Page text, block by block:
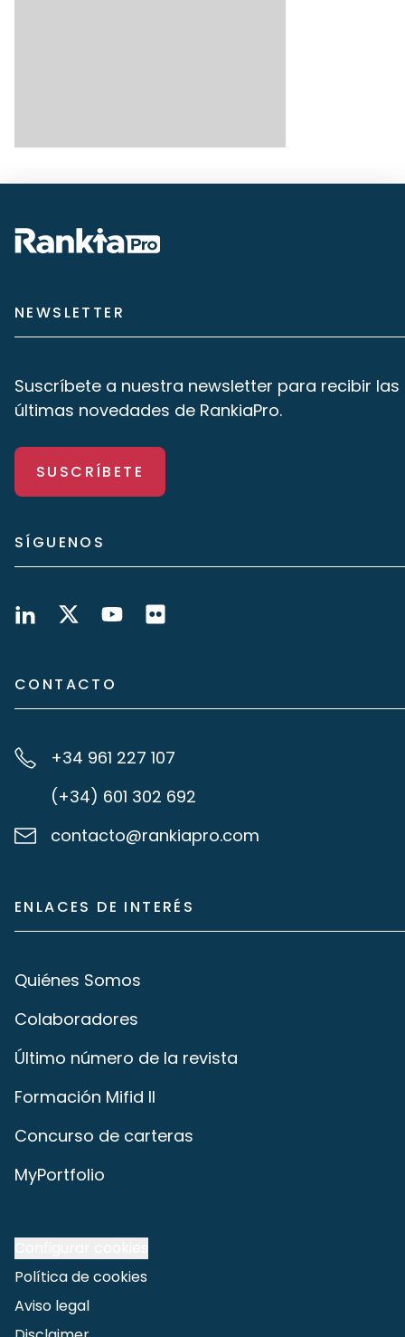
NEWSLETTER
Suscríbete a nuestra newsletter para recibir las
últimas novedades de RankiaPro.
SUSCRÍBETE
SÍGUENOS
CONTACTO
+34 961 227 107
(+34) 601 302 692
contacto@rankiapro.com
ENLACES DE INTERÉS
Quiénes Somos
Colaboradores
Último número de la revista
Formación Mifid II
Concurso de carteras
MyPortfolio
Política de cookies
Aviso legal